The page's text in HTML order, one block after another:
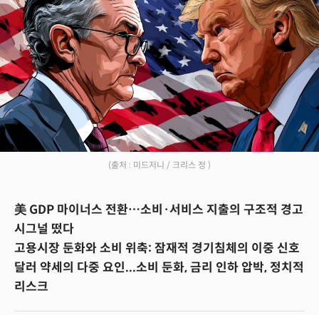
(출처 : 미드저니 / 크리스 정 )
美 GDP 마이너스 전환…소비·서비스 지출의 구조적 경고
시그널 떴다
고용시장 둔화와 소비 위축: 잠재적 경기침체의 이중 신호
달러 약세의 다중 요인...소비 둔화, 금리 인하 압박, 정치적
리스크